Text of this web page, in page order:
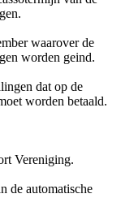
waarover de
worden geind.
dat op de
worden betaald.
Vereniging.
de automatische